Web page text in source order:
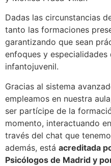
Dadas las circunstancias
tanto las formaciones
garantizando que sean
enfoques y
infantojuvenil.
Gracias al sistema
empleamos en nuestra
ser partícipe de la
momento, interactuando
través del chat que
además, está acreditada
Psicólogos de Madrid y